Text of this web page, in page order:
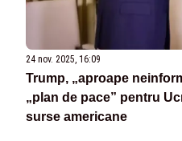
24 nov. 2025, 16:09
Trump, „aproape
„plan de pace” pentru
surse americane